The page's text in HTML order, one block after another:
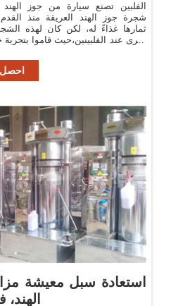
الفلبين تصنع سيارة من جوز
شجرة جوز الهند العريقة منذ
ثمارها غذاءً له، لكن كان لهذه
أخرى عند الفلبينين،حيث قاموا
احصل
استعادة سبل معيشة
الهند،